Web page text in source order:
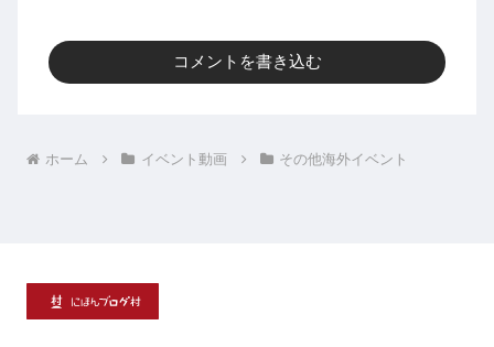
コメントを書き込む
ホーム イベント動画 その他海外イベント